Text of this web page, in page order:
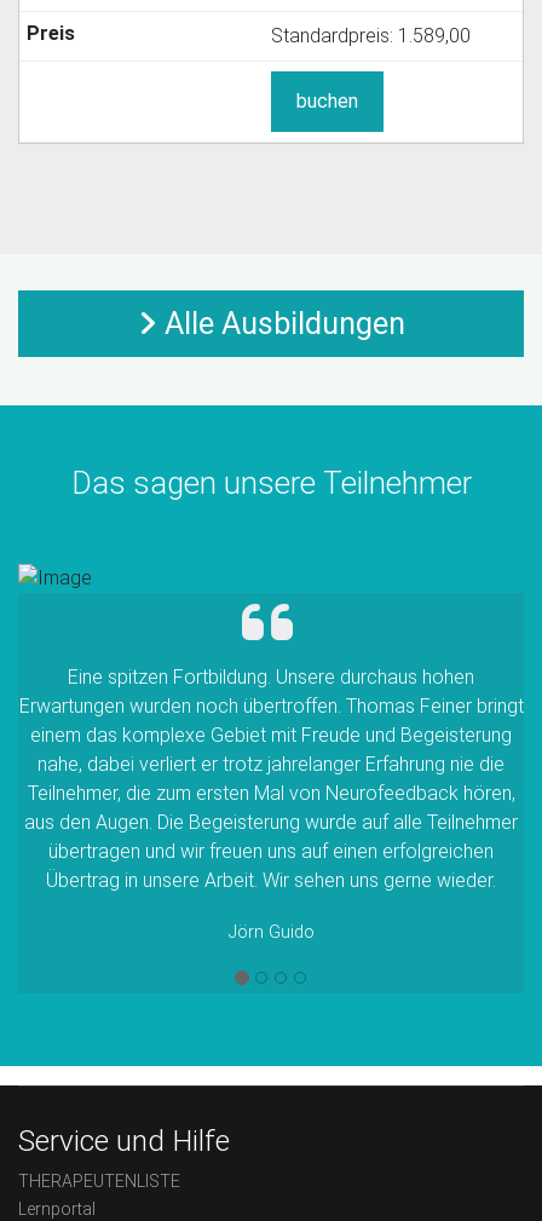
Standardpreis: 1.589,00
buchen
Alle Ausbildungen
Das sagen unsere Teilnehmer
Eine spitzen Fortbildung. Unsere durchaus hohen
Erwartungen wurden noch übertroffen. Thomas Feiner bringt
einem das komplexe Gebiet mit Freude und Begeisterung
nahe, dabei verliert er trotz jahrelanger Erfahrung nie die
Teilnehmer, die zum ersten Mal von Neurofeedback hören,
aus den Augen. Die Begeisterung wurde auf alle Teilnehmer
übertragen und wir freuen uns auf einen erfolgreichen
Übertrag in unsere Arbeit. Wir sehen uns gerne wieder.
Jörn Guido
Service und Hilfe
THERAPEUTENLISTE
Lernportal